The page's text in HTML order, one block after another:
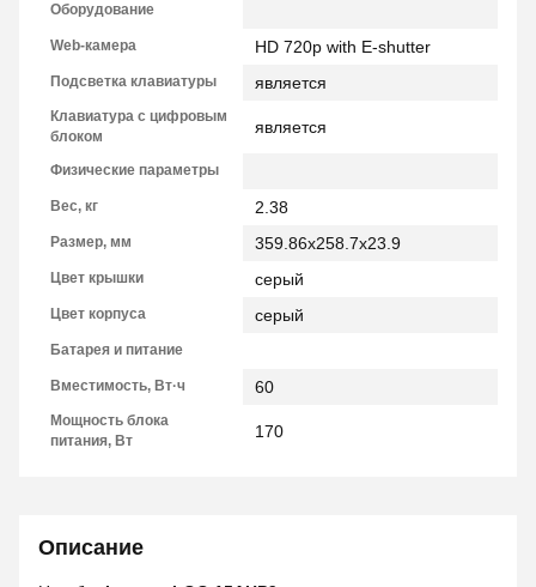
Оборудование
Web-камера HD 720p with E-shutter
Подсветка клавиатуры является
Клавиатура с цифровым
блоком
является
Физические параметры
Вес, кг 2.38
Размер, мм 359.86x258.7x23.9
Цвет крышки серый
Цвет корпуса серый
Батарея и питание
Вместимость, Вт·ч 60
Мощность блока
питания, Вт
170
Описание